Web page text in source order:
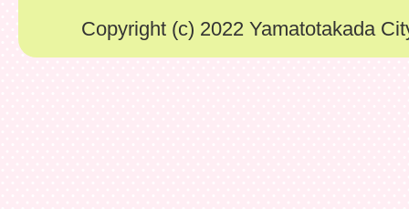
Copyright (c) 2022 Yamatotakada